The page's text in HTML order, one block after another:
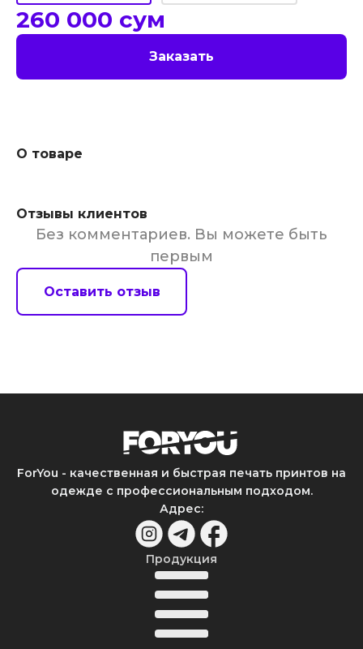
260 000 сум
Заказать
О товаре
Отзывы клиентов
Без комментариев. Вы можете быть
первым
Оставить отзыв
ForYou - качественная и быстрая печать принтов на
одежде с профессиональным подходом.
Адрес:
Продукция